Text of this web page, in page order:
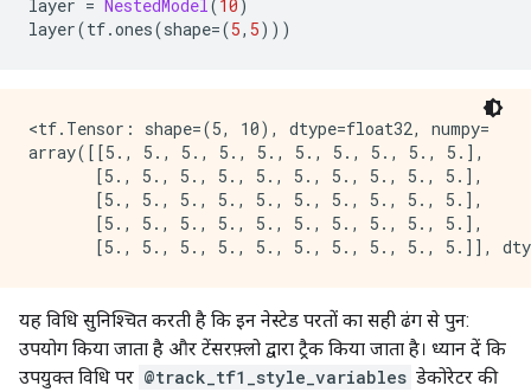
layer = NestedModel(10)
layer(tf.ones(shape=(5, 5)))
<tf.Tensor: shape=(5, 10), dtype=float32, numpy=
array([[5., 5., 5., 5., 5., 5., 5., 5., 5., 5.],
       [5., 5., 5., 5., 5., 5., 5., 5., 5., 5.],
       [5., 5., 5., 5., 5., 5., 5., 5., 5., 5.],
       [5., 5., 5., 5., 5., 5., 5., 5., 5., 5.],
यह विधि सुनिश्चित करती है कि इन नेस्टेड परतों का सही ढंग से पुन:
उपयोग किया जाता है और टेंसरफ़्लो द्वारा ट्रैक किया जाता है। ध्यान दें कि
उपयुक्त विधि पर @track_tf1_style_variables डेकोरेटर की